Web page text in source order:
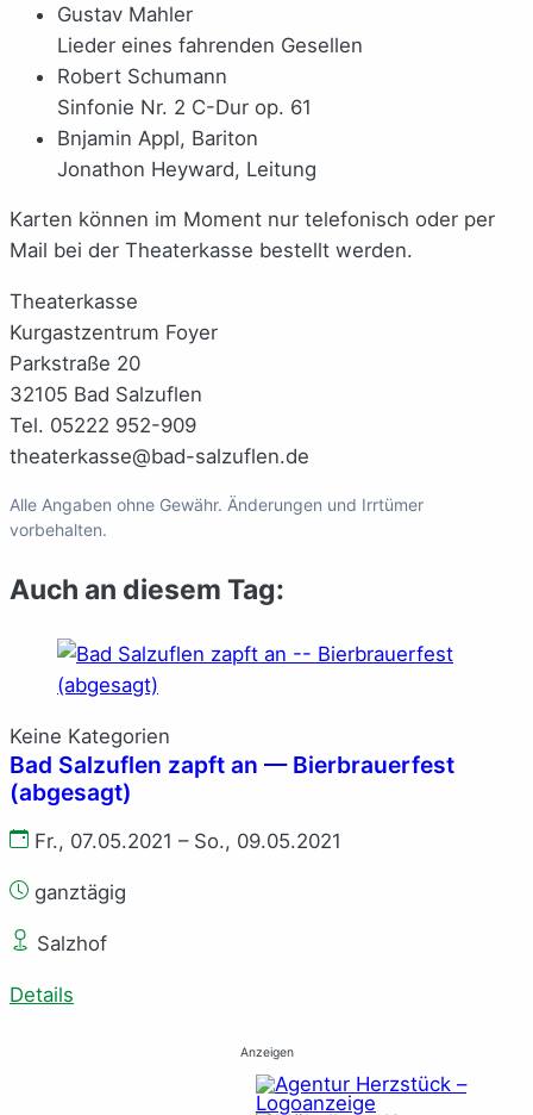
Gustav Mahler
Lieder eines fahrenden Gesellen
Robert Schumann
Sinfonie Nr. 2 C-Dur op. 61
Bnjamin Appl, Bariton
Jonathon Heyward, Leitung
Karten können im Moment nur telefonisch oder per
Mail bei der Theaterkasse bestellt werden.
Theaterkasse
Kurgastzentrum Foyer
Parkstraße 20
32105 Bad Salzuflen
Tel. 05222 952-909
theaterkasse@bad-salzuflen.de
Alle Angaben ohne Gewähr. Änderungen und Irrtümer
vorbehalten.
Auch an diesem Tag:
Keine Kategorien
Bad Salzuflen zapft an — Bierbrauerfest
(abgesagt)
Fr., 07.05.2021 – So., 09.05.2021
ganztägig
Salzhof
Details
Anzeigen